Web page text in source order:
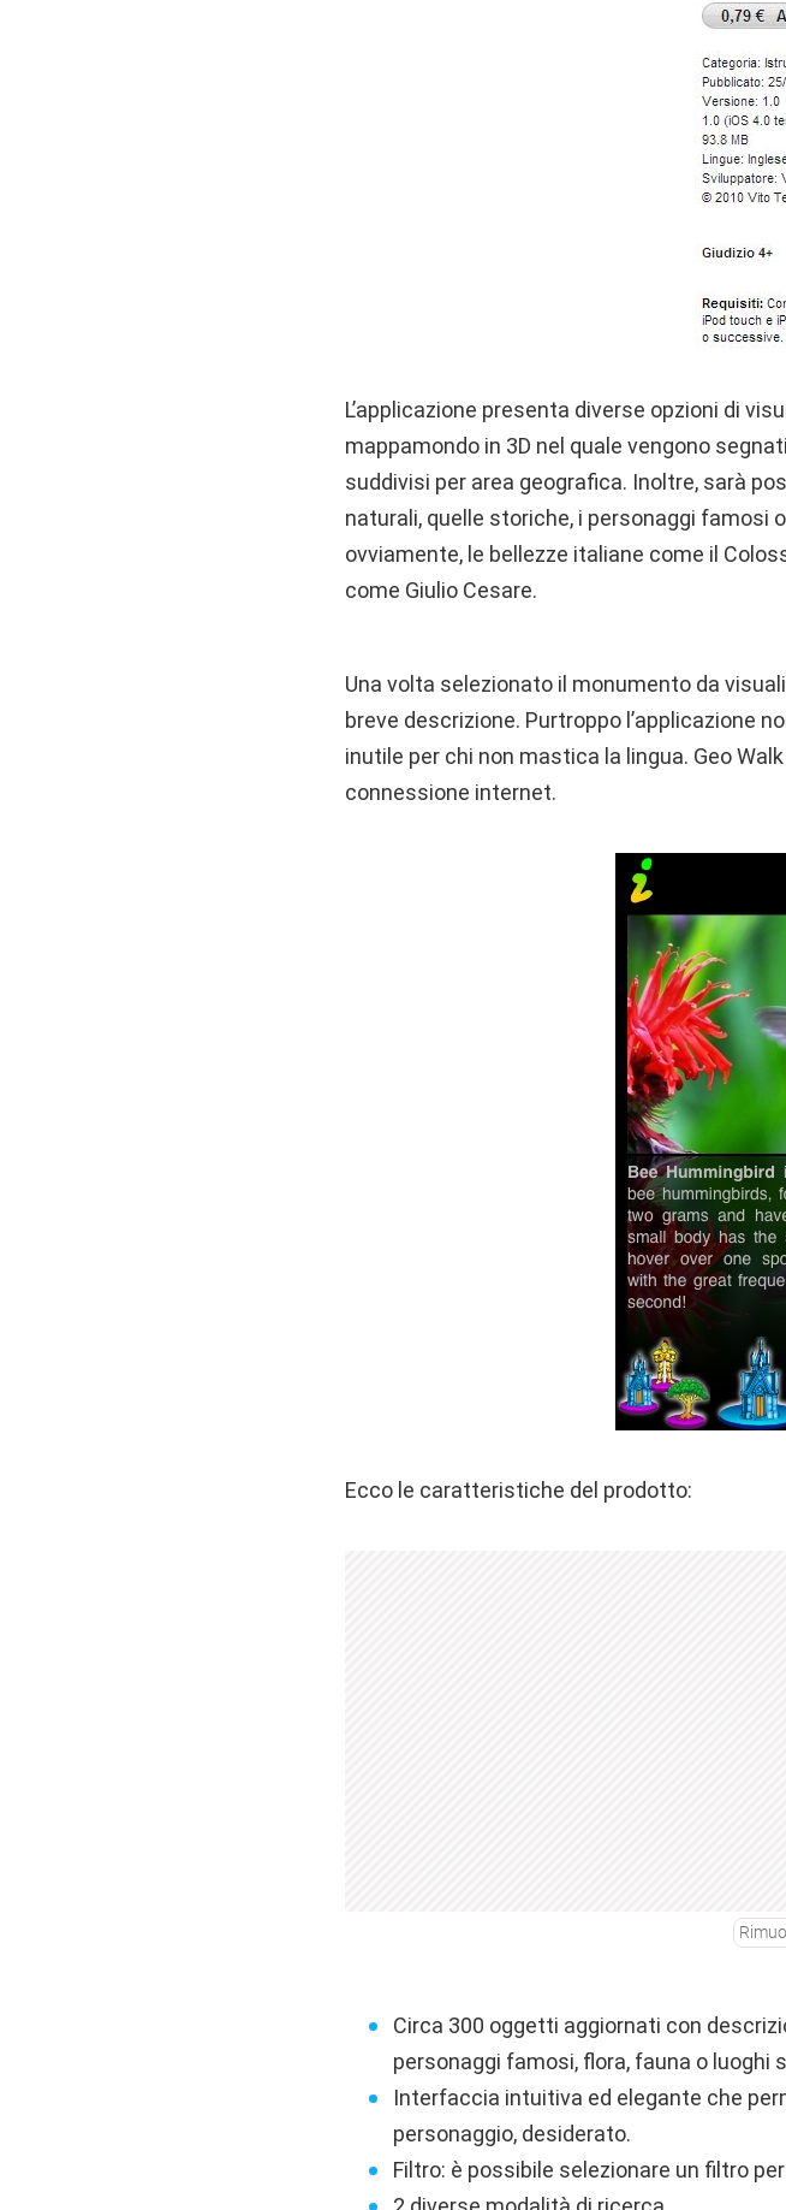
L’applicazione presenta diverse opzioni di
mappamondo in 3D nel quale vengono
suddivisi per area geografica. Inoltre, sarà
naturali, quelle storiche, i personaggi famosi
ovviamente, le bellezze italiane come il
come Giulio Cesare.
Una volta selezionato il monumento da
breve descrizione. Purtroppo l’applicazione
inutile per chi non mastica la lingua. Geo
connessione internet.
Ecco le caratteristiche del prodotto:
Circa 300 oggetti aggiornati con
personaggi famosi, flora, fauna o luoghi
Interfaccia intuitiva ed elegante che
personaggio, desiderato.
Filtro: è possibile selezionare un filtro